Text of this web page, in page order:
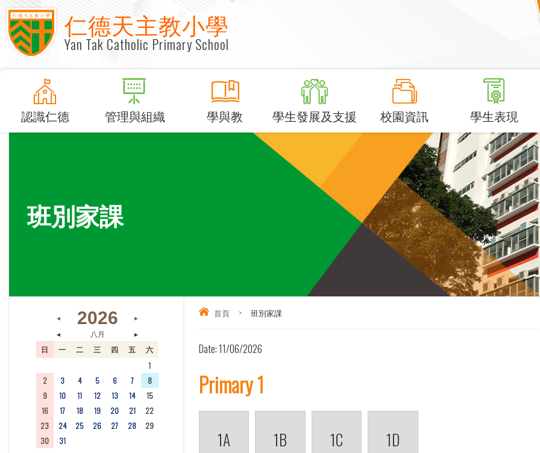
仁德天主教小學
Yan Tak Catholic Primary School
認識仁德 管理與組織 學與教 學生發展及支援 校園資訊 學生表現
班別家課
首頁 > 班別家課
Date:11/06/2026
Primary 1
1A 1B 1C 1D
◄ 2026
►
◄
八月 ►
日 一 二 三 四 五
六
1
2
3 4 5 6 7
8
9
10 11 12 13 14
15
16
17 18 19 20 21
22
23
24 25 26 27 28
29
30
31